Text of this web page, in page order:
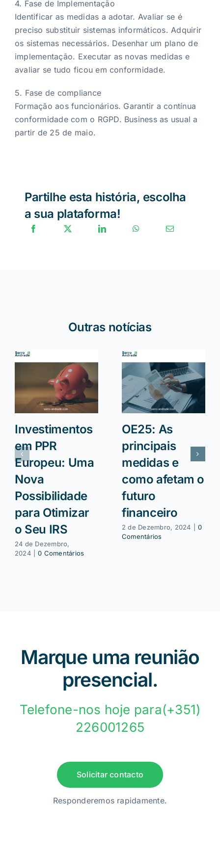
4. Fase de Implementação
Identificar as medidas a adotar. Avaliar se é
preciso substituir sistemas informáticos. Adquirir
os sistemas necessários. Desenhar um plano de
implementação. Executar as novas medidas e
avaliar se tudo ficou em conformidade.
5. Fase de compliance
Formação aos funcionários. Garantir a contínua
conformidade com o RGPD. Business as usual a
partir de 25 de maio.
Partilhe esta história, escolha
a sua plataforma!
Outras notícias
Investimentos
em PPR
Europeu: Uma
Nova
Possibilidade
para Otimizar
o Seu IRS
24 de Dezembro,
2024
0 Comentários
OE25: As
principais
medidas e
como afetam o
futuro
financeiro
2 de Dezembro, 2024
0
Comentários
Marque uma reunião
presencial.
Telefone-nos hoje para(+351)
226001265
Solicitar contacto
Responderemos rapidamente.